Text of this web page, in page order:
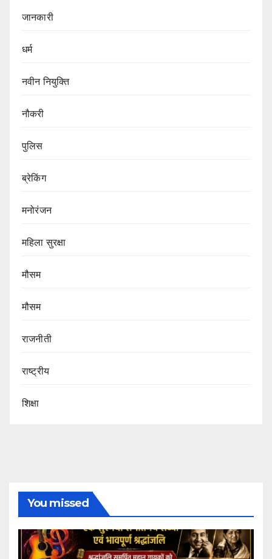
जानकारी
धर्म
नवीन नियुक्ति
नौकरी
पुलिस
ब्रेकिंग
मनोरंजन
महिला सुरक्षा
मौसम
मौसम
राजनीती
राष्ट्रीय
शिक्षा
You missed